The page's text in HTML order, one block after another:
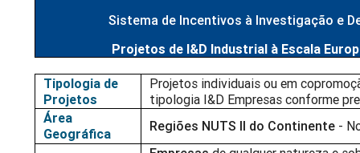
Sistema de Incentivos à Investigação e
Projetos de I&D Industrial à Escala
Tipologia de
Projetos
Projetos individuais ou em
tipologia I&D Empresas conforme
Área
Geográfica
Regiões NUTS II do Continente -